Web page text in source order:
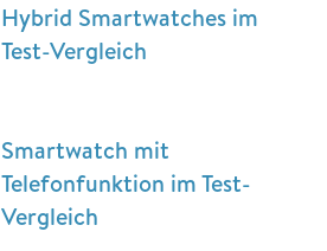
Hybrid Smartwatches im
Test-Vergleich
Smartwatch mit
Telefonfunktion im Test-
Vergleich